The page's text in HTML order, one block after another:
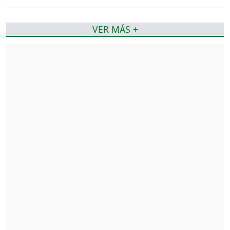
VER MÁS +